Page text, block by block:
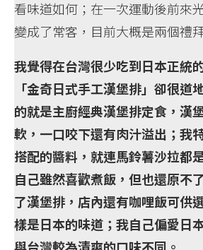
看味道如何；在一次運動後前來
變成了常客，目前大概是兩個禮
我覺得在台灣很少吃到日本正統
「金奇日式手工漢堡排」卻很道
的就是主廚經典漢堡排定食，漢
軟，一口咬下還有肉汁溢出；我
搭配的醬料，就連馬鈴薯沙拉都
自己雖然喜歡煮飯，但也還原不
了漢堡排，店內還有咖哩飯可供
樣是日本的味道；我自己偏愛日